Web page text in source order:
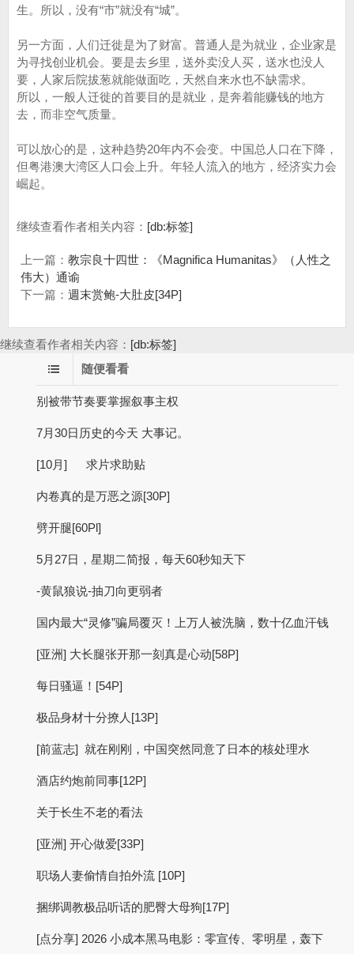
生。所以，没有“市”就没有“城”。
另一方面，人们迁徙是为了财富。普通人是为就业，企业家是
为寻找创业机会。要是去乡里，送外卖没人买，送水也没人
要，人家后院拔葱就能做面吃，天然自来水也不缺需求。
所以，一般人迁徙的首要目的是就业，是奔着能赚钱的地方
去，而非空气质量。
可以放心的是，这种趋势20年内不会变。中国总人口在下降，
但粤港澳大湾区人口会上升。年轻人流入的地方，经济实力会
崛起。
继续查看作者相关内容： [db:标签]
上一篇： 教宗良十四世：《Magnifica Humanitas》（人性之
伟大）通谕
下一篇： 週末赏鲍-大肚皮[34P]
继续查看作者相关内容： [db:标签]
随便看看
别被带节奏要掌握叙事主权
7月30日历史的今天 大事记。
[10月] 求片求助贴
内卷真的是万恶之源[30P]
劈开腿[60Pl]
5月27日，星期二简报，每天60秒知天下
-黄鼠狼说-抽刀向更弱者
国内最大“灵修”骗局覆灭！上万人被洗脑，数十亿血汗钱
[亚洲] 大长腿张开那一刻真是心动[58P]
每日骚逼！[54P]
极品身材十分撩人[13P]
[前蓝志] 就在刚刚，中国突然同意了日本的核处理水
酒店约炮前同事[12P]
关于长生不老的看法
[亚洲] 开心做爱[33P]
职场人妻偷情自拍外流 [10P]
捆绑调教极品听话的肥臀大母狗[17P]
[点分享] 2026 小成本黑马电影：零宣传、零明星，轰下